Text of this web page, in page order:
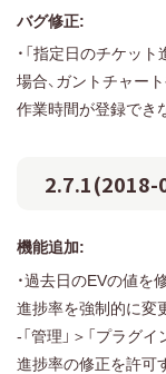
バグ修正:
・「指定日のチケッ
場合、ガントチャー
作業時間が登録でき
2.7.1(2018-
機能追加:
・過去日のEVの値を
進捗率を強制的に変
-「管理」＞「プラグイ
進捗率の修正を許可